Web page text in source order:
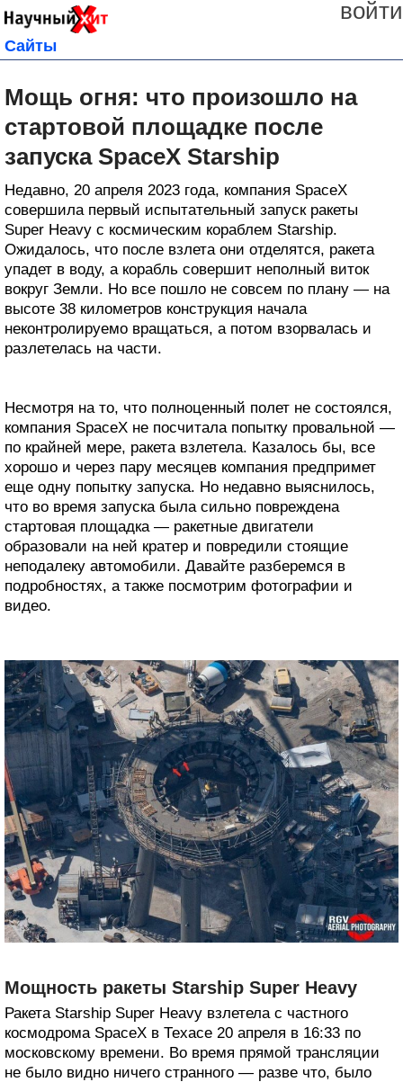
войти
Сайты
Мощь огня: что произошло на
стартовой площадке после
запуска SpaceX Starship
Недавно, 20 апреля 2023 года, компания SpaceX
совершила первый испытательный запуск ракеты
Super Heavy с космическим кораблем Starship.
Ожидалось, что после взлета они отделятся, ракета
упадет в воду, а корабль совершит неполный виток
вокруг Земли. Но все пошло не совсем по плану — на
высоте 38 километров конструкция начала
неконтролируемо вращаться, а потом взорвалась и
разлетелась на части.
Несмотря на то, что полноценный полет не состоялся,
компания SpaceX не посчитала попытку провальной —
по крайней мере, ракета взлетела. Казалось бы, все
хорошо и через пару месяцев компания предпримет
еще одну попытку запуска. Но недавно выяснилось,
что во время запуска была сильно повреждена
стартовая площадка — ракетные двигатели
образовали на ней кратер и повредили стоящие
неподалеку автомобили. Давайте разберемся в
подробностях, а также посмотрим фотографии и
видео.
Мощность ракеты Starship Super Heavy
Ракета Starship Super Heavy взлетела с частного
космодрома SpaceX в Техасе 20 апреля в 16:33 по
московскому времени. Во время прямой трансляции
не было видно ничего странного — разве что, было